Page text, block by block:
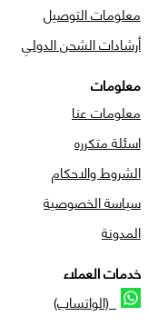
معلومات التوصيل
أرشادات الشحن الدولي
معلومات
معلومات عنا
اسئلة متكرره
الشروط والاحكام
سياسة الخصوصية
المدونة
خدمات العملاء
(الواتساب)